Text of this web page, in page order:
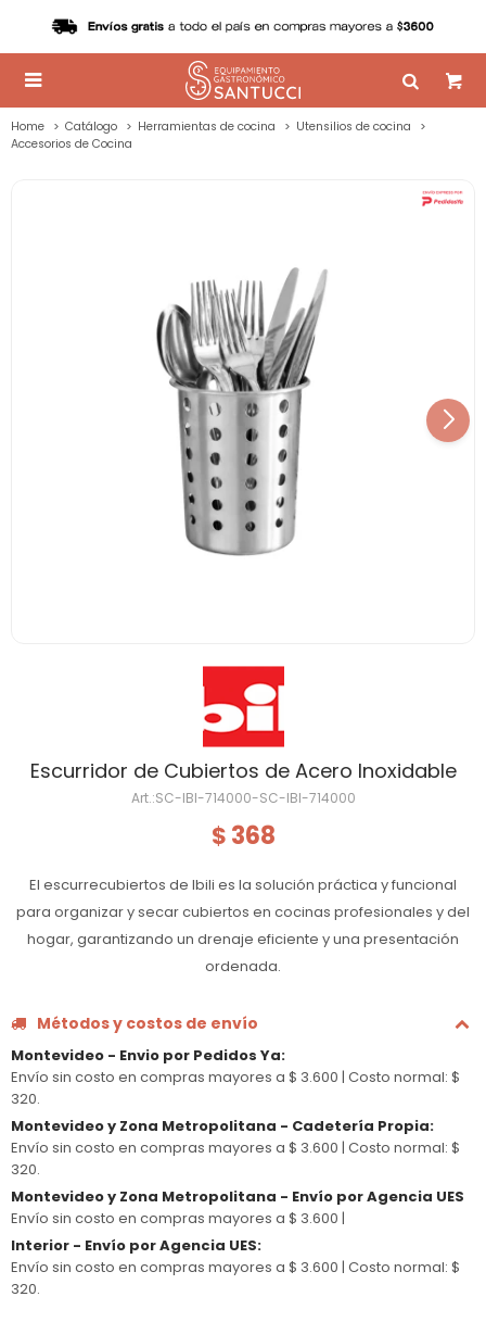

Home Catálogo Herramientas de cocina
Utensilios de cocina
Accesorios de Cocina
Escurridor de Cubiertos de Acero Inoxidable
SC-IBI-714000-SC-IBI-714000
$ 368
El escurrecubiertos de Ibili es la solución práctica y funcional
para organizar y secar cubiertos en cocinas profesionales y del
hogar, garantizando un drenaje eficiente y una presentación
ordenada.
Métodos y costos de envío
Montevideo - Envio por Pedidos Ya:
Envío sin costo en compras mayores a $ 3.600 | Costo normal: $
320.
Montevideo y Zona Metropolitana - Cadetería Propia:
Envío sin costo en compras mayores a $ 3.600 | Costo normal: $
320.
Montevideo y Zona Metropolitana - Envío por Agencia UES
Envío sin costo en compras mayores a $ 3.600 |
Interior - Envío por Agencia UES:
Envío sin costo en compras mayores a $ 3.600 | Costo normal: $
320.